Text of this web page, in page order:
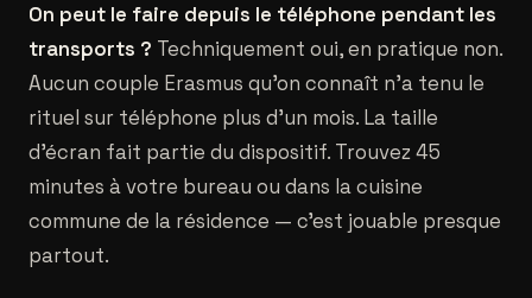
On peut le faire depuis le téléphone pendant les
transports ? Techniquement oui, en pratique non.
Aucun couple Erasmus qu'on connaît n'a tenu le
rituel sur téléphone plus d'un mois. La taille
d'écran fait partie du dispositif. Trouvez 45
minutes à votre bureau ou dans la cuisine
commune de la résidence — c'est jouable presque
partout.